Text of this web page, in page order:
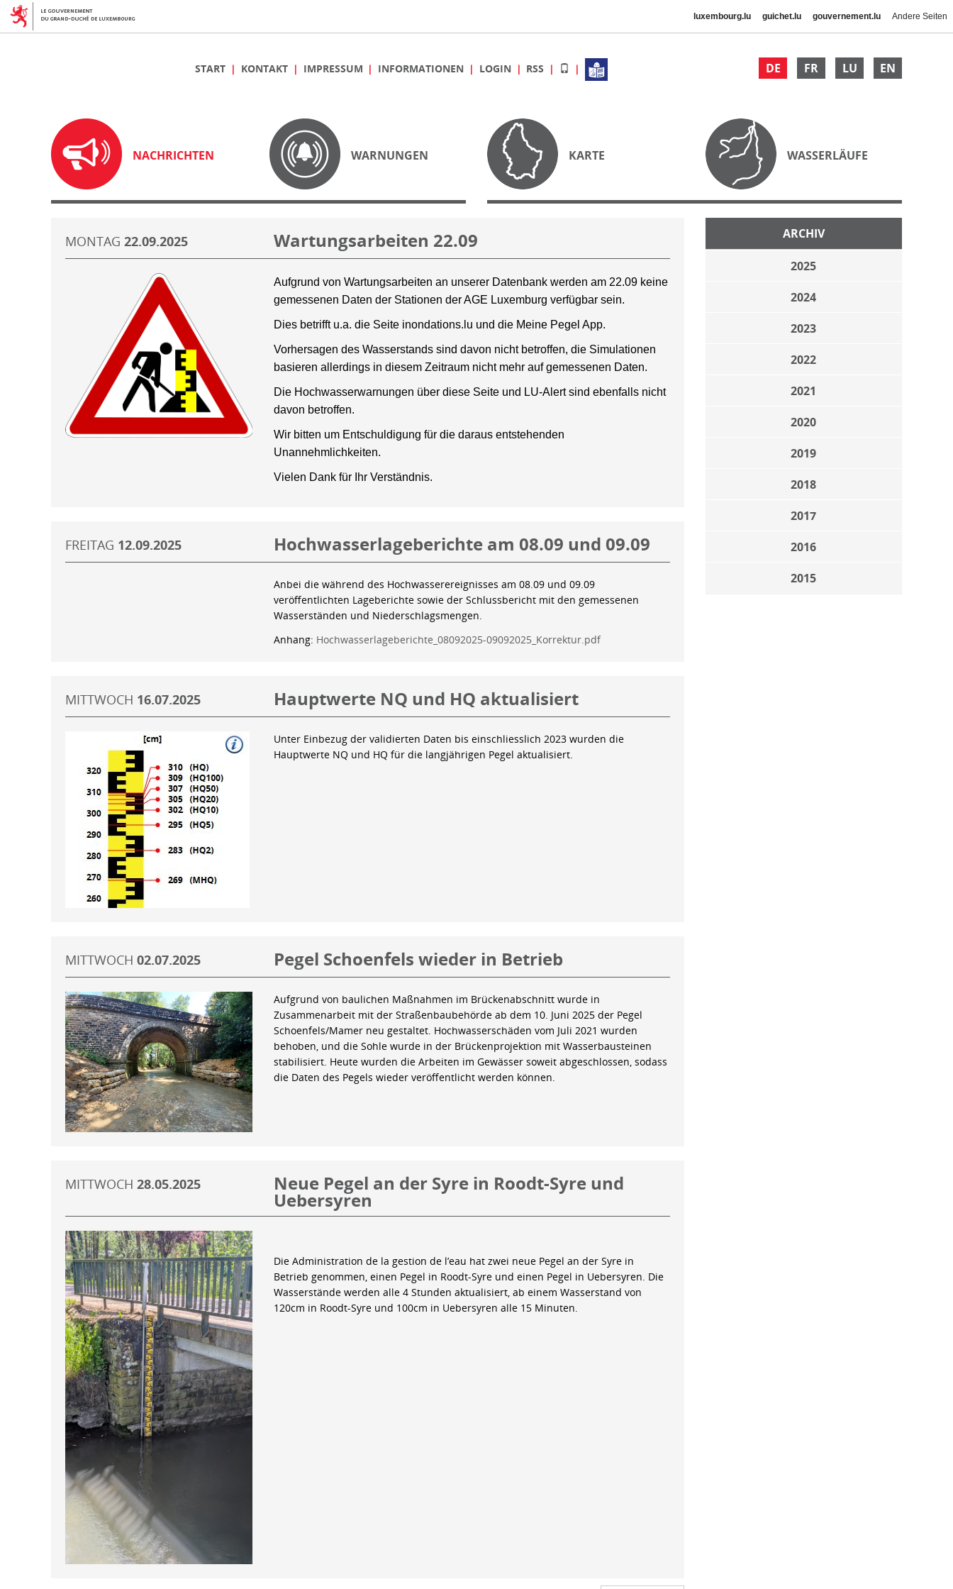
luxembourg.lu guichet.lu gouvernement.lu Andere Seiten
DE FR LU EN
START KONTAKT IMPRESSUM INFORMATIONEN LOGIN RSS
NACHRICHTEN WARNUNGEN KARTE WASSERLÄUFE
ARCHIV
2025
2024
2023
2022
2021
2020
2019
2018
2017
2016
2015
MONTAG 22.09.2025 Wartungsarbeiten 22.09
Aufgrund von Wartungsarbeiten an unserer Datenbank werden am 22.09 keine
gemessenen Daten der Stationen der AGE Luxemburg verfügbar sein.
Dies betrifft u.a. die Seite inondations.lu und die Meine Pegel App.
Vorhersagen des Wasserstands sind davon nicht betroffen, die Simulationen
basieren allerdings in diesem Zeitraum nicht mehr auf gemessenen Daten.
Die Hochwasserwarnungen über diese Seite und LU-Alert sind ebenfalls nicht
davon betroffen.
Wir bitten um Entschuldigung für die daraus entstehenden
Unannehmlichkeiten.
Vielen Dank für Ihr Verständnis.
FREITAG 12.09.2025 Hochwasserlageberichte am 08.09 und 09.09
Anbei die während des Hochwasserereignisses am 08.09 und 09.09
veröffentlichten Lageberichte sowie der Schlussbericht mit den gemessenen
Wasserständen und Niederschlagsmengen.
Anhang: Hochwasserlageberichte_08092025-09092025_Korrektur.pdf
MITTWOCH 16.07.2025 Hauptwerte NQ und HQ aktualisiert
Unter Einbezug der validierten Daten bis einschliesslich 2023 wurden die
Hauptwerte NQ und HQ für die langjährigen Pegel aktualisiert.
MITTWOCH 02.07.2025 Pegel Schoenfels wieder in Betrieb
Aufgrund von baulichen Maßnahmen im Brückenabschnitt wurde in
Zusammenarbeit mit der Straßenbaubehörde ab dem 10. Juni 2025 der Pegel
Schoenfels/Mamer neu gestaltet. Hochwasserschäden vom Juli 2021 wurden
behoben, und die Sohle wurde in der Brückenprojektion mit Wasserbausteinen
stabilisiert. Heute wurden die Arbeiten im Gewässer soweit abgeschlossen, sodass
die Daten des Pegels wieder veröffentlicht werden können.
MITTWOCH 28.05.2025 Neue Pegel an der Syre in Roodt-Syre und
Uebersyren
Die Administration de la gestion de l’eau hat zwei neue Pegel an der Syre in
Betrieb genommen, einen Pegel in Roodt-Syre und einen Pegel in Uebersyren. Die
Wasserstände werden alle 4 Stunden aktualisiert, ab einem Wasserstand von
120cm in Roodt-Syre und 100cm in Uebersyren alle 15 Minuten.